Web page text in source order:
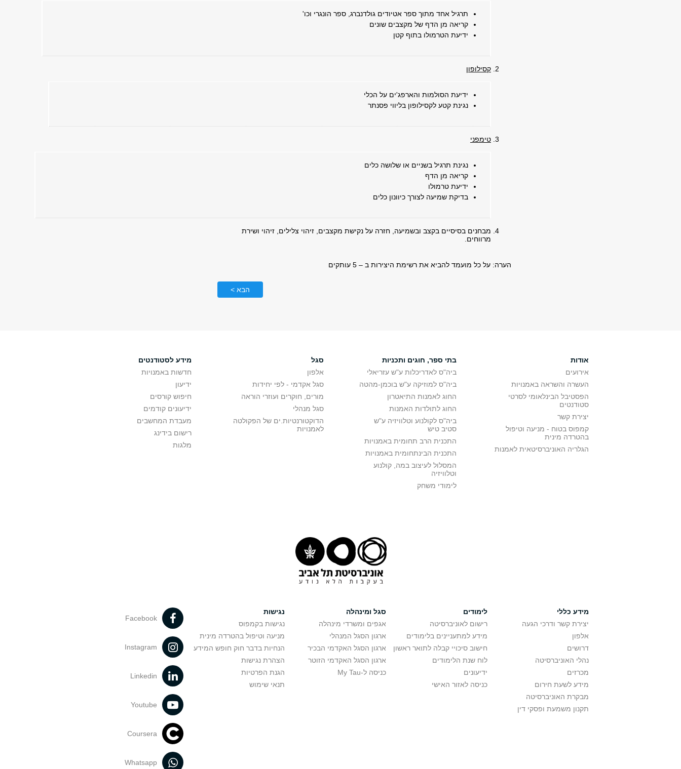
תרגיל אחד מתוך ספר אטיודים גולדנברג, ספר הונגרי וכו'
קריאה מן הדף של מקצבים שונים
ידיעת הטרמולו בתוף קטן
קסילופון
ידיעת הסולמות והארפג'ים על הכלי
נגינת קטע לקסילופון בליווי פסנתר
טימפני
נגינת תרגיל בשניים או שלושה כלים
קריאה מן הדף
ידיעת טרמולו
בדיקת שמיעה לצורך כיוונון כלים
מבחנים בסיסיים בקצב ובשמיעה, חזרה על נקישת מקצבים, זיהוי צלילים, זיהוי ושירת
מרווחים.
הערה: על כל מועמד להביא את רשימת היצירות ב – 5 עותקים
הבא >
אודות
אירועים
העשרה והשראה באמנויות
הפסטיבל הבינלאומי לסרטי
סטודנטים
יצירת קשר
קמפוס בטוח - מניעה וטיפול
בהטרדה מינית
הגלריה האוניברסיטאית לאמנות
בתי ספר, חוגים ותכניות
ביה"ס לאדריכלות ע"ש עזריאלי
ביה"ס למוזיקה ע"ש בוכמן-מהטה
החוג לאמנות התיאטרון
החוג לתולדות האמנות
ביה"ס לקולנוע וטלוויזיה ע"ש
סטיב טיש
התכנית הרב תחומית באמנויות
התכנית הבינתחומית באמנויות
המסלול לעיצוב במה, קולנוע
וטלוויזיה
לימודי משחק
סגל
אלפון
סגל אקדמי - לפי יחידות
מורים, חוקרים ועוזרי הוראה
סגל מנהלי
הדוקטורנטיות.ים של הפקולטה
לאמנויות
מידע לסטודנטים
חדשות באמנויות
ידיעון
חיפוש קורסים
ידיעונים קודמים
מעבדת המחשבים
רישום בידינג
מלגות
מידע כללי
יצירת קשר ודרכי הגעה
אלפון
דרושים
נהלי האוניברסיטה
מכרזים
מידע לשעת חירום
מבקרת האוניברסיטה
תקנון משמעת ופסקי דין
לימודים
רישום לאוניברסיטה
מידע למתעניינים בלימודים
חישוב סיכויי קבלה לתואר ראשון
לוח שנת הלימודים
ידיעונים
כניסה לאזור האישי
סגל ומינהלה
אגפים ומשרדי מינהלה
ארגון הסגל המנהלי
ארגון הסגל האקדמי הבכיר
ארגון הסגל האקדמי הזוטר
כניסה ל-My Tau
נגישות
נגישות בקמפוס
מניעה וטיפול בהטרדה מינית
הנחיות בדבר חוק חופש המידע
הצהרת נגישות
הגנת הפרטיות
תנאי שימוש
Facebook
Instagram
Linkedin
Youtube
Coursera
Whatsapp